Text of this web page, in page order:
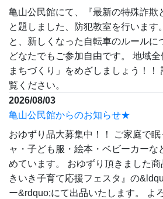
亀山公民館にて、『最新の特殊詐欺
と題しました、防犯教室を行います
と、新しくなった自転車のルールに
どなたでもご参加自由です。 地域
まちづくり」をめざしましょう！！
覧ください。
2026/08/03
亀山公民館からのお知らせ★
おゆずり品大募集中！！ ご家庭で
ャ・子ども服・絵本・ベビーカーな
めています。 おゆずり頂きました
きいき子育て応援フェスタ』の
ー&rdquo;にて出品いたします。 よ